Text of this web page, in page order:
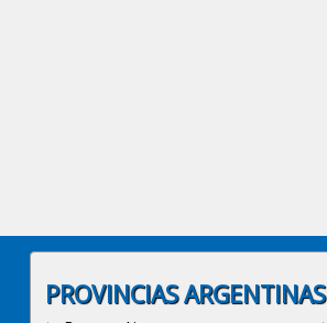
PROVINCIAS ARGENTINAS